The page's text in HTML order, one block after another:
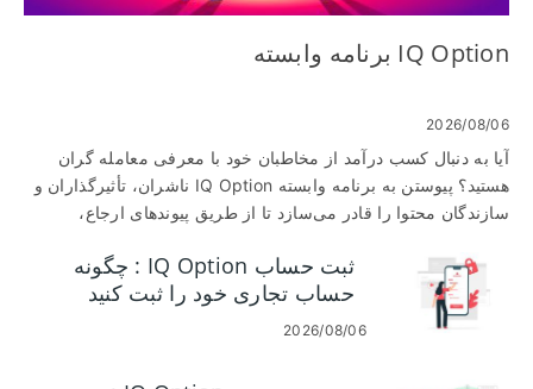
IQ Option برنامه وابسته
2026/08/06
آیا به دنبال کسب درآمد از مخاطبان خود با معرفی معامله گران
هستید؟ پیوستن به برنامه وابسته IQ Option ناشران، تأثیرگذاران و
سازندگان محتوا را قادر می‌سازد تا از طریق پیوندهای ارجاع،
سریع از برنامه به پرداخت‌ها، باید قوانین واجد شرایط بودن شریک
را رعایت کنید، اسناد راستی‌آزمایی دقیق را ارسال کنید و ردیابی را
ثبت حساب IQ Option : چگونه
حساب تجاری خود را ثبت کنید
2026/08/06